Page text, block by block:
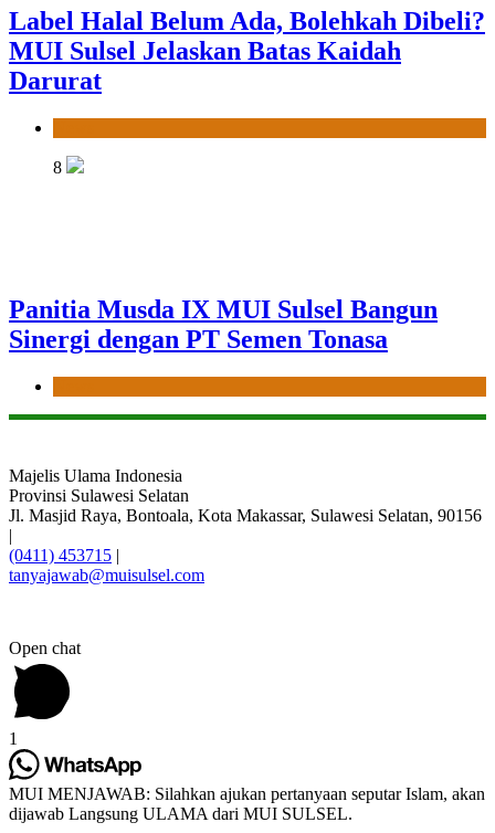
Label Halal Belum Ada, Bolehkah Dibeli?
MUI Sulsel Jelaskan Batas Kaidah
Darurat
8
Panitia Musda IX MUI Sulsel Bangun
Sinergi dengan PT Semen Tonasa
Majelis Ulama Indonesia
Provinsi Sulawesi Selatan
Jl. Masjid Raya, Bontoala, Kota Makassar, Sulawesi Selatan, 90156
|
(0411) 453715 |
tanyajawab@muisulsel.com
Open chat
1
MUI MENJAWAB: Silahkan ajukan pertanyaan seputar Islam, akan
dijawab Langsung ULAMA dari MUI SULSEL.